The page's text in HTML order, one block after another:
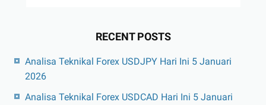
RECENT POSTS
Analisa Teknikal Forex USDJPY Hari Ini 5 Januari
2026
Analisa Teknikal Forex USDCAD Hari Ini 5 Januari